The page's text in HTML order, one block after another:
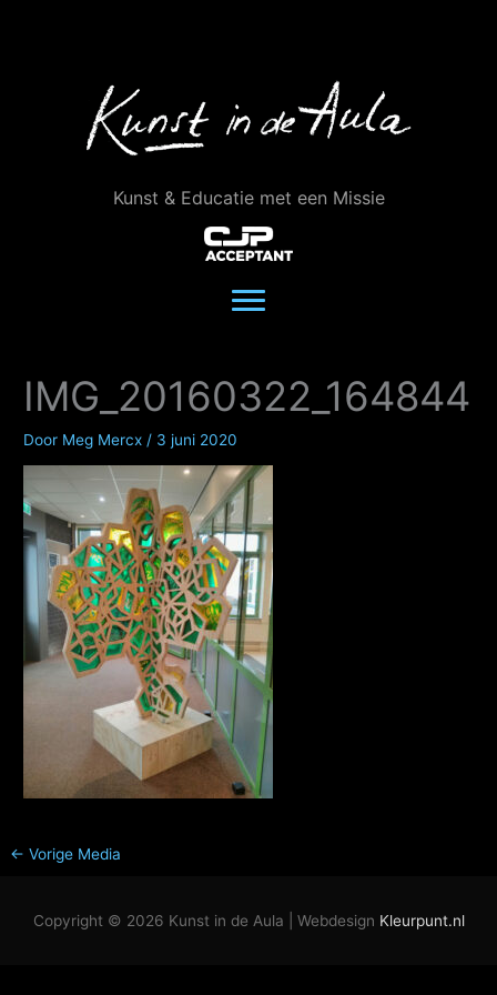
Kunst & Educatie met een Missie
IMG_20160322_164844
Door Meg Mercx / 3 juni 2020
← Vorige Media
Copyright © 2026 Kunst in de Aula | Webdesign Kleurpunt.nl